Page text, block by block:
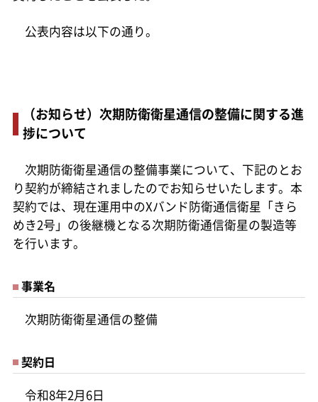
公表内容は以下の通り。
（お知らせ）次期防衛衛星通信の整備に関する進
捗について
次期防衛衛星通信の整備事業について、下記のとお
り契約が締結されましたのでお知らせいたします。本
契約では、現在運用中のXバンド防衛通信衛星「きら
めき2号」の後継機となる次期防衛通信衛星の製造等
を行います。
事業名
次期防衛衛星通信の整備
契約日
令和8年2月6日